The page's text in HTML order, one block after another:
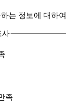
는 정보에 대하
사
족